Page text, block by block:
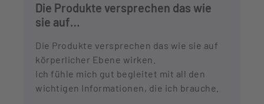
Die Produkte versprechen das wie
sie auf…
Die Produkte versprechen das wie sie auf
körperlicher Ebene wirken.
Ich fühle mich gut begleitet mit all den
wichtigen Informationen, die ich brauche.